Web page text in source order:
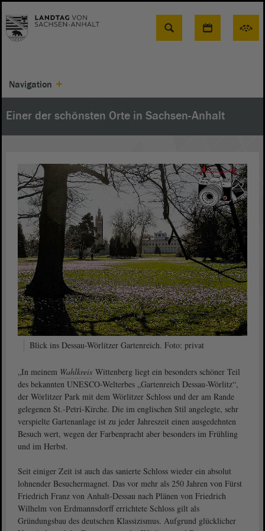
Suche
Navigation
Einer der schönsten Orte in Sachsen-Anhalt
Blick ins Dessau-Wörlitzer Gartenreich. Foto: privat
„In meinem Wahlkreis Wittenberg liegt ein besonders schöner Teil
des bekannten UNESCO-Welterbes „Gartenreich Dessau-Wörlitz“,
der Wörlitzer Park mit dem Wörlitzer Schloss und der am Rande
gelegenen St.-Petri-Kirche. Die im englischen Stil angelegte, sehr
verspielte Gartenanlage ist zu jeder Jahreszeit einen ausgedehnten
Besuch wert, wegen der Farbenpracht aber besonders im Frühling
und im Herbst.
Seit einiger Zeit ist auch das sanierte Schloss wieder ein absolut
lohnender Besuchermagnet. Das vor mehr als 250 Jahren von Fürst
Friedrich Franz von Anhalt-Dessau nach Plänen von Friedrich
Wilhelm von Erdmannsdorff errichtete Schloss gilt als
Gründungsbau des deutschen Klassizismus. Aufgrund glücklicher